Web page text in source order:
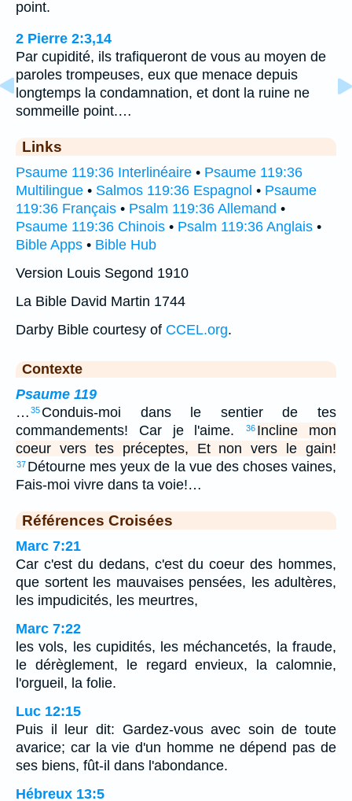
point.
2 Pierre 2:3,14
Par cupidité, ils trafiqueront de vous au moyen de
paroles trompeuses, eux que menace depuis
longtemps la condamnation, et dont la ruine ne
sommeille point.…
Links
Psaume 119:36 Interlinéaire • Psaume 119:36
Multilingue • Salmos 119:36 Espagnol • Psaume
119:36 Français • Psalm 119:36 Allemand •
Psaume 119:36 Chinois • Psalm 119:36 Anglais •
Bible Apps • Bible Hub
Version Louis Segond 1910
La Bible David Martin 1744
Darby Bible courtesy of CCEL.org.
Contexte
Psaume 119
… 35 Conduis-moi dans le sentier de tes
commandements! Car je l'aime.
36 Incline mon
coeur vers tes préceptes, Et non vers le gain!
37 Détourne mes yeux de la vue des choses vaines,
Fais-moi vivre dans ta voie!…
Références Croisées
Marc 7:21
Car c'est du dedans, c'est du coeur des hommes,
que sortent les mauvaises pensées, les adultères,
les impudicités, les meurtres,
Marc 7:22
les vols, les cupidités, les méchancetés, la fraude,
le dérèglement, le regard envieux, la calomnie,
l'orgueil, la folie.
Luc 12:15
Puis il leur dit: Gardez-vous avec soin de toute
avarice; car la vie d'un homme ne dépend pas de
ses biens, fût-il dans l'abondance.
Hébreux 13:5